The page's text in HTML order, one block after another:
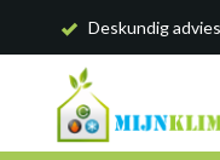
Deskundig advies